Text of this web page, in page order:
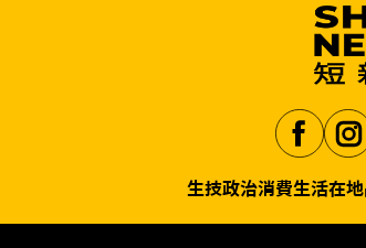
生技政治消費生活在